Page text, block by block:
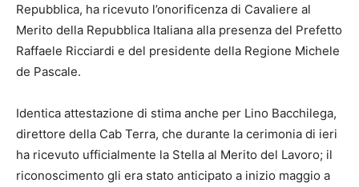
Repubblica, ha ricevuto l’onorificenza di Cavaliere al
Merito della Repubblica Italiana alla presenza del Prefetto
Raffaele Ricciardi e del presidente della Regione Michele
de Pascale.
Identica attestazione di stima anche per Lino Bacchilega,
direttore della Cab Terra, che durante la cerimonia di ieri
ha ricevuto ufficialmente la Stella al Merito del Lavoro; il
riconoscimento gli era stato anticipato a inizio maggio a